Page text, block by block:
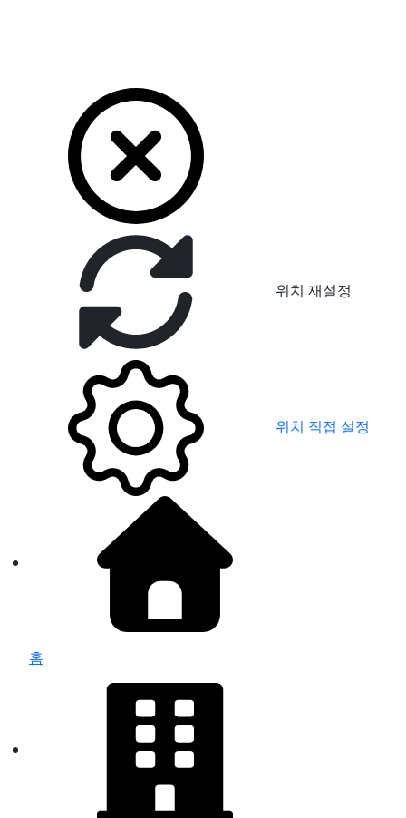
위치 재설정
위치 직접 설정
홈